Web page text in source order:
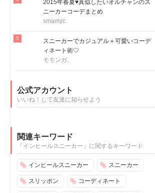
2015年春夏♥真似したいオルチャンのス
ニーカーコーデまとめ
smamyc
スニーカーでカジュアル＋可愛いコーデ
ィネート術♡
モモンガ。
公式アカウント
いいね！して友達に知らせよう
関連キーワード
「インヒールスニーカー」に関するキーワード
インヒールスニーカー スニーカー
スリッポン コーディネート